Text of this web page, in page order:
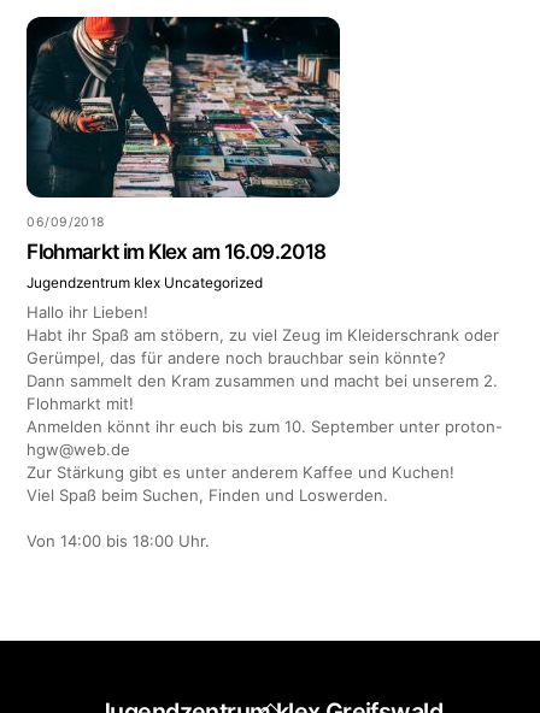
06/09/2018
Flohmarkt im Klex am 16.09.2018
Jugendzentrum klex Uncategorized
Hallo ihr Lieben!
Habt ihr Spaß am stöbern, zu viel Zeug im Kleiderschrank oder
Gerümpel, das für andere noch brauchbar sein könnte?
Dann sammelt den Kram zusammen und macht bei unserem 2.
Flohmarkt mit!
Anmelden könnt ihr euch bis zum 10. September unter proton-
hgw@web.de
Zur Stärkung gibt es unter anderem Kaffee und Kuchen!
Viel Spaß beim Suchen, Finden und Loswerden.
Von 14:00 bis 18:00 Uhr.
Back